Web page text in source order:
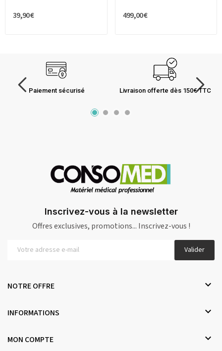
39,90 € 499,00 €
Paiement sécurisé Livraison offerte dès 150€ TTC
Inscrivez-vous à la newsletter
Offres exclusives, promotions... Inscrivez-vous !
Valider
NOTRE OFFRE 
INFORMATIONS 
MON COMPTE 